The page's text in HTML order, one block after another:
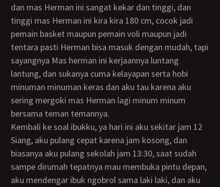
dan mas Herman ini sangat kekar dan tinggi, dan
tinggi mas Herman ini kira kira 180 cm, cocok jadi
pemain basket maupun pemain voli maupun jadi
tentara pasti Herman bisa masuk dengan mudah, tapi
sayangnya Mas herman ini kerjaannya luntang
lantung, dan sukanya cuma kelayapan serta hobi
minuman minuman keras dan aku tau karena aku
sering mergoki mas Herman lagi minum minum
bersama teman temannya.
kembali ke soal ibukku, ya hari ini aku sekitar jam 12
siang, aku pulang cepat karena jam kosong, dan
biasanya aku pulang sekolah jam 13:30, saat sudah
sampe dirumah tepatnya mau membuka pintu depan,
aku mendengar ibuk ngobrol sama laki laki, dan aku